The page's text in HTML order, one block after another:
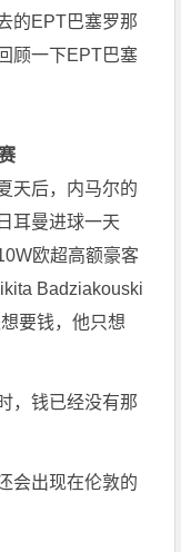
的EPT巴塞罗那
顾一下EPT巴塞
天后，内马尔的
耳曼进球一天
欧超高额豪客
Badziakouski
要钱，他只想
，钱已经没有那
会出现在伦敦的